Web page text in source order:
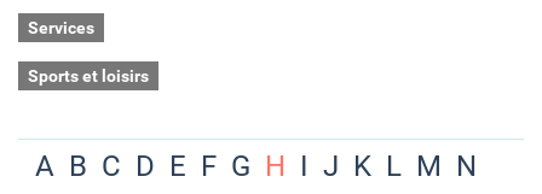
Services
Sports et loisirs
A B C D E F G H I J K L M N